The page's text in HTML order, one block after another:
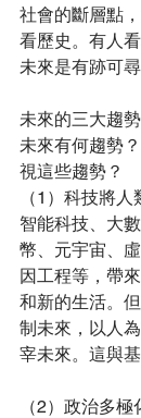
社會的斷層點
看歷史。有人
未來是有跡可
未來的三大趨勢
未來有何趨勢
視這些趨勢？
（1）科技將人
智能科技、大
幣、元宇宙、
因工程等，帶
和新的生活。
制未來，以人
宰未來。這與
（2）政治多極